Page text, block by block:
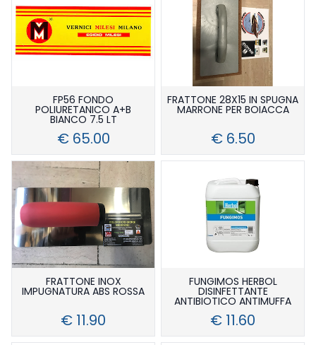
FP56 FONDO
POLIURETANICO A+B
BIANCO 7.5 LT
€ 65.00
FRATTONE 28X15 IN SPUGNA
MARRONE PER BOIACCA
€ 6.50
FRATTONE INOX
IMPUGNATURA ABS ROSSA
€ 11.90
FUNGIMOS HERBOL
DISINFETTANTE
ANTIBIOTICO ANTIMUFFA
€ 11.60